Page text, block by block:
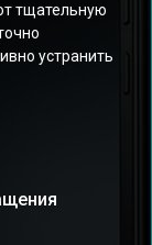
тщательную
устранить